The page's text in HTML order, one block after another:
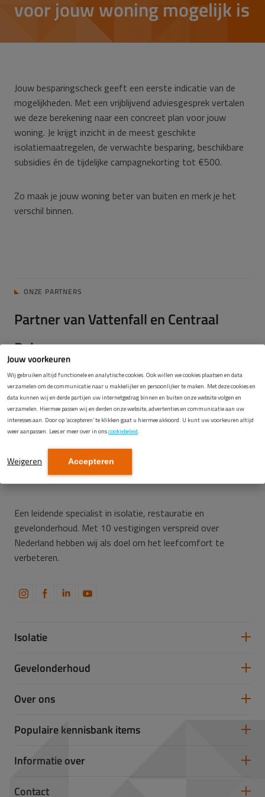
Jouw voorkeuren
Wij gebruiken altijd functionele en analytische cookies. Ook willen we cookies plaatsen en data
verzamelen om de communicatie naar u makkelijker en persoonlijker te maken. Met deze cookies en
data kunnen wij en derde partijen uw internetgedrag binnen en buiten onze website volgen en
verzamelen. Hiermee passen wij en derden onze website, advertenties en communicatie aan uw
interesses aan. Door op ‘accepteren’ te klikken gaat u hiermee akkoord. U kunt uw voorkeuren altijd
weer aanpassen. Lees er meer over in onscookiebeleid.
Weigeren Accepteren
voor jouw woning mogelijk is
Jouw besparingscheck geeft een eerste indicatie van de
mogelijkheden. Met een vrijblijvend adviesgesprek vertalen
we deze berekening naar een concreet plan voor jouw
woning. Je krijgt inzicht in de meest geschikte
isolatiemaatregelen, de verwachte besparing, beschikbare
subsidies én de tijdelijke campagnekorting tot €500.
Zo maak je jouw woning beter van buiten en merk je het
verschil binnen.
ONZE PARTNERS
Partner van Vattenfall en Centraal
Beheer
Een leidende specialist in isolatie, restauratie en
gevelonderhoud. Met 10 vestigingen verspreid over
Nederland hebben wij als doel om het leefcomfort te
verbeteren.
Isolatie
Vloerisolatie
Gevelonderhoud
Gevelrenovatie
Over ons
Partners
Populaire kennisbank items
Isolatiewaarde berekenen
Informatie over
Contact